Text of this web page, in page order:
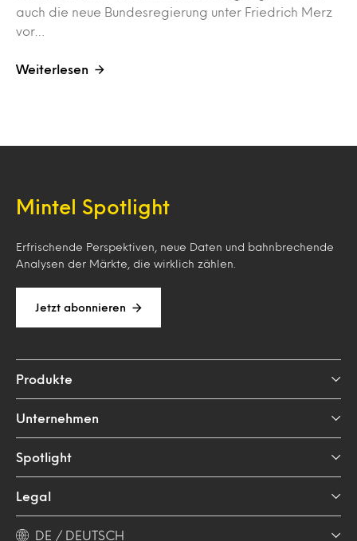
auch die neue Bundesregierung unter Friedrich Merz
vor…
Weiterlesen
Mintel Spotlight
Erfrischende Perspektiven, neue Daten und bahnbrechende
Analysen der Märkte, die wirklich zählen.
Jetzt abonnieren
Produkte
Unternehmen
Spotlight
Legal
DE / DEUTSCH